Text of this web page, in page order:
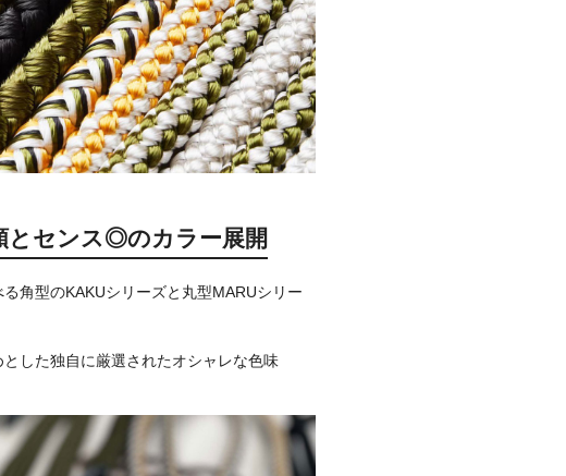
とセンス◎のカラー展開
角型のKAKUシリーズと丸型MARUシリー
した独自に厳選されたオシャレな色味